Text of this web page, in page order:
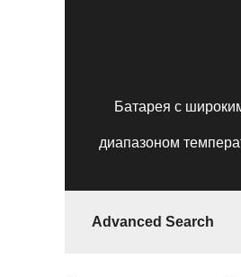
Батарея с
диапазоном
Advanced Search